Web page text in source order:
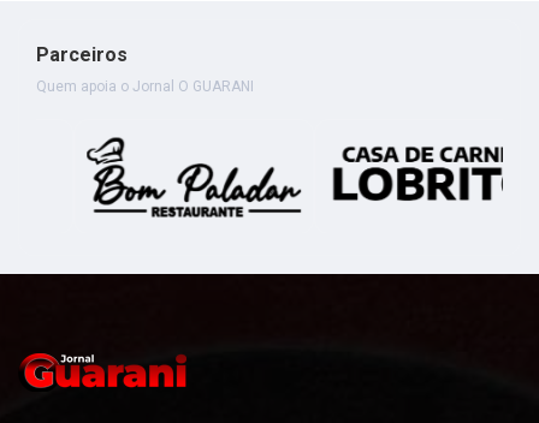
Parceiros
Quem apoia o Jornal O GUARANI